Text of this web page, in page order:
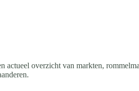
overzicht van markten,